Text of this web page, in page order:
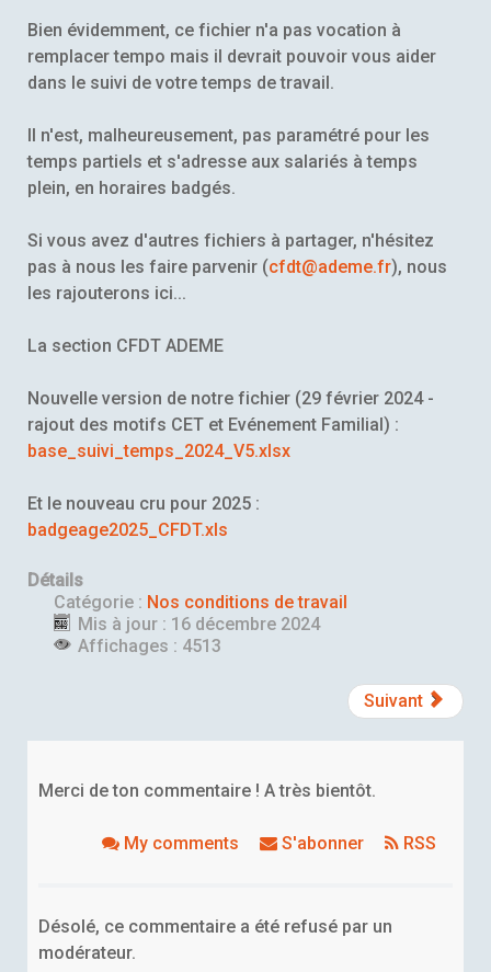
Bien évidemment, ce fichier n'a pas vocation à
remplacer tempo mais il devrait pouvoir vous aider
dans le suivi de votre temps de travail.
Il n'est, malheureusement, pas paramétré pour les
temps partiels et s'adresse aux salariés à temps
plein, en horaires badgés.
Si vous avez d'autres fichiers à partager, n'hésitez
pas à nous les faire parvenir (cfdt@ademe.fr), nous
les rajouterons ici...
La section CFDT ADEME
Nouvelle version de notre fichier (29 février 2024 -
rajout des motifs CET et Evénement Familial) :
base_suivi_temps_2024_V5.xlsx
Et le nouveau cru pour 2025 :
badgeage2025_CFDT.xls
Détails
Catégorie : Nos conditions de travail
Mis à jour : 16 décembre 2024
Affichages : 4513
Suivant
Merci de ton commentaire ! A très bientôt.
My comments S'abonner RSS
Désolé, ce commentaire a été refusé par un
modérateur.